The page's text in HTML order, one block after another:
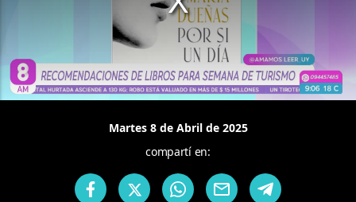
Martes 8 de Abril de 2025
compartí en: